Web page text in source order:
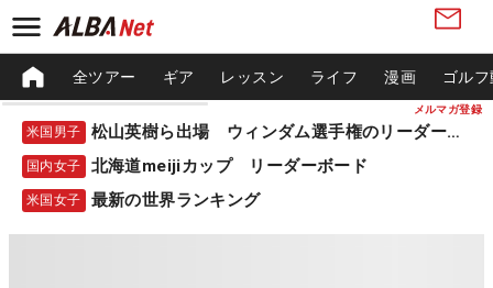
メルマガ登録
全ツアー ギア レッスン ライフ 漫画 ゴル
米国男子 松山英樹ら出場 ウィンダム選手権のリーダーボード
国内女子 北海道meijiカップ リーダーボード
米国女子 最新の世界ランキング